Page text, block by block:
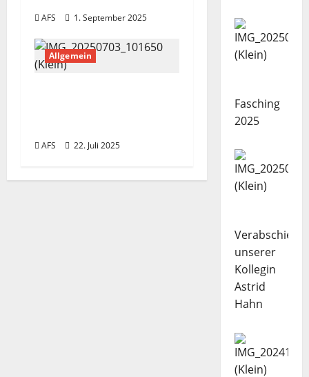
g
a
o
n
AFS 1. September 2025
Allgemein
AFS 22. Juli 2025
Fasching
2025
unserer
Kollegin
Astrid
Hahn